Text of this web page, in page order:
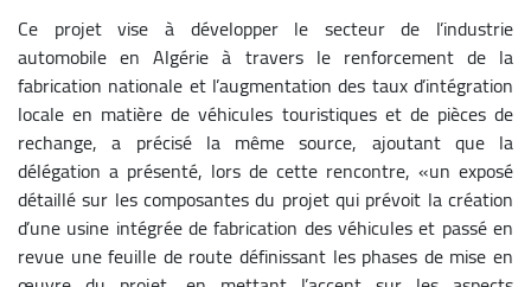
Ce projet vise à développer le secteur de l’industrie
automobile en Algérie à travers le renforcement de la
fabrication nationale et l’augmentation des taux d’intégration
locale en matière de véhicules touristiques et de pièces de
rechange, a précisé la même source, ajoutant que la
délégation a présenté, lors de cette rencontre, «un exposé
détaillé sur les composantes du projet qui prévoit la création
d’une usine intégrée de fabrication des véhicules et passé en
revue une feuille de route définissant les phases de mise en